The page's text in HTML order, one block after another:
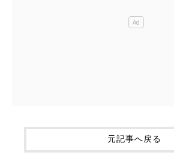
元記事へ戻る